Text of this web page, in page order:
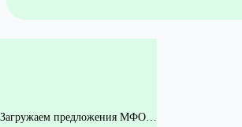
Загружаем предложения МФО…